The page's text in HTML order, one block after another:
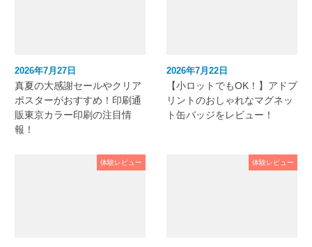
2026年7月27日
真夏の大感謝セールやクリア
ポスターがおすすめ！印刷通
販東京カラー印刷の注目情
報！
2026年7月22日
【小ロットでもOK！】アドプ
リントのおしゃれなマグネッ
ト缶バッジをレビュー！
体験レビュー 体験レビュー